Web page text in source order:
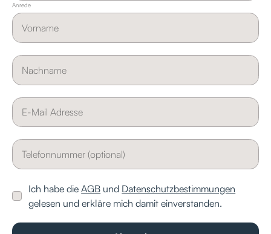
Anrede
Ich habe dieAGB und Datenschutzbestimmungen
gelesen und erkläre mich damit einverstanden.